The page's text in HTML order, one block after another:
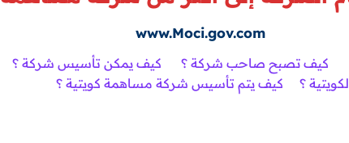
www.Moci.gov.com
كيف تصبح صاحب شركة ؟ كيف يمكن تأسيس شركة ؟
؟
كيف يتم تأسيس شركة مساهمة كويتية ؟